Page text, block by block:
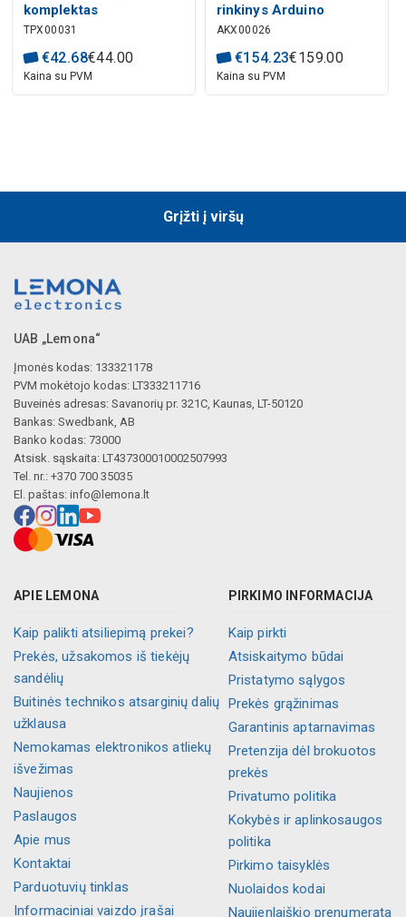
komplektas
eksperimentiniams
projektams
TPX00031
€42.68€44.00
Kaina su PVM
rinkinys Arduino
AKX00026
€154.23€159.00
Kaina su PVM
Grįžti į viršų
UAB „Lemona“
Įmonės kodas: 133321178
PVM mokėtojo kodas: LT333211716
Buveinės adresas: Savanorių pr. 321C, Kaunas, LT-50120
Bankas: Swedbank, AB
Banko kodas: 73000
Atsisk. sąskaita: LT437300010002507993
Tel. nr.: +370 700 35035
El. paštas: info@lemona.lt
APIE LEMONA
Kaip palikti atsiliepimą prekei?
Prekės, užsakomos iš tiekėjų
sandėlių
Buitinės technikos atsarginių dalių
užklausa
Nemokamas elektronikos atliekų
išvežimas
Naujienos
Paslaugos
Apie mus
Kontaktai
Parduotuvių tinklas
Informaciniai vaizdo įrašai
PIRKIMO INFORMACIJA
Kaip pirkti
Atsiskaitymo būdai
Pristatymo sąlygos
Prekės grąžinimas
Garantinis aptarnavimas
Pretenzija dėl brokuotos
prekės
Privatumo politika
Kokybės ir aplinkosaugos
politika
Pirkimo taisyklės
Nuolaidos kodai
Naujienlaiškio prenumerata